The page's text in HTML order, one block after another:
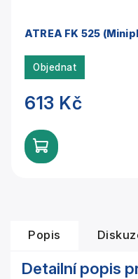
ATREA FK 525
Objednat
613 Kč
Popis
Detailní popis